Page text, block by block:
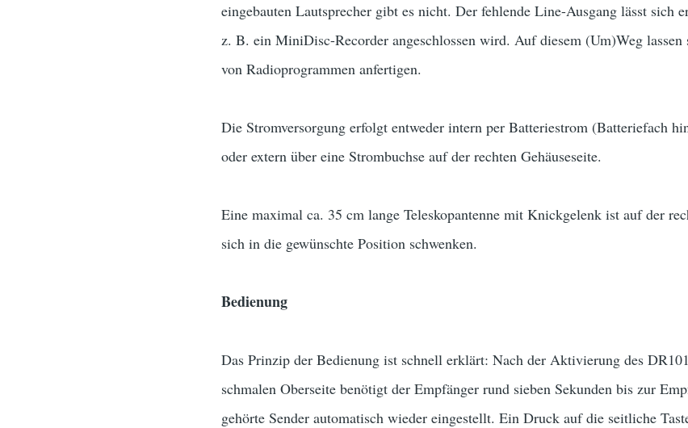
eingebauten Lautsprecher gibt es nicht. Der fehlende Line-Ausgang lässt sich
z. B. ein MiniDisc-Recorder angeschlossen wird. Auf diesem (Um)Weg
von Radioprogrammen anfertigen.
Die Stromversorgung erfolgt entweder intern per Batteriestrom (Batteriefach
oder extern über eine Strombuchse auf der rechten Gehäuseseite.
Eine maximal ca. 35 cm lange Teleskopantenne mit Knickgelenk ist auf der
sich in die gewünschte Position schwenken.
Bedienung
Das Prinzip der Bedienung ist schnell erklärt: Nach der Aktivierung des
schmalen Oberseite benötigt der Empfänger rund sieben Sekunden bis zur
gehörte Sender automatisch wieder eingestellt. Ein Druck auf die seitliche